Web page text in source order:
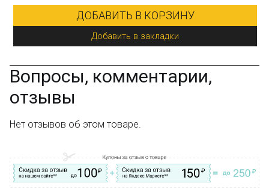
Остались вопросы? Посмотрите раздел:
ДОБАВИТЬ В КОРЗИНУ
Добавить в закладки
Вопросы, комментарии,
отзывы
Нет отзывов об этом товаре.